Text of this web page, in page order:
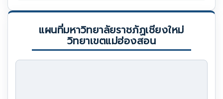
แผนที่มหาวิทยาลัยราชภัฏเชียงใหม่
วิทยาเขตแม่ฮ่องสอน